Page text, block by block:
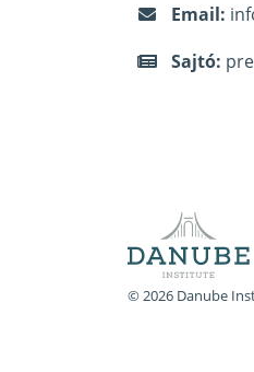
Email:
Sajtó:
© 2026 Danube